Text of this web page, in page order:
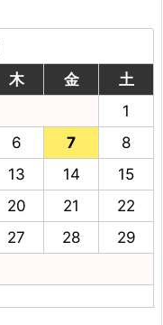
木 金
土
1
6 7
8
13 14
15
20 21
22
27 28
29